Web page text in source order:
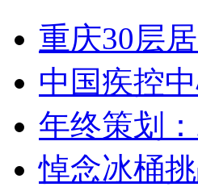
重庆30层
中国疾控
年终策划
悼念冰桶